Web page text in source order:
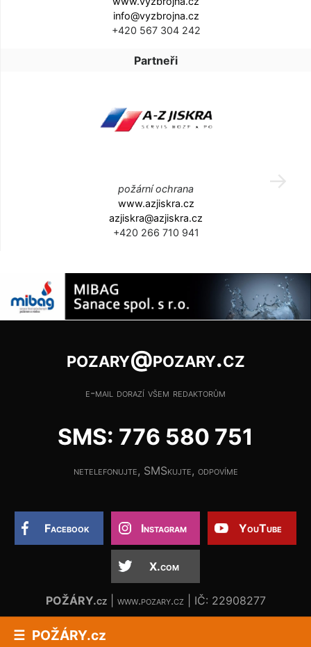
POŽÁRY.cz
info@vyzbrojna.cz
+420 567 304 242
Partneři
požární ochrana
www.azjiskra.cz
azjiskra@azjiskra.cz
+420 266 710 941
pozary@pozary.cz
e-mail dorazí všem redaktorům
SMS: 776 580 751
netelefonujte, SMSkujte, odpovíme
Facebook Instagram YouTube
X.com
POŽÁRY.cz| www.pozary.cz | IČ: 22908277